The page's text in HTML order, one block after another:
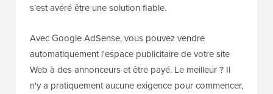
s'est avéré être une solution fiable.
Avec Google AdSense, vous pouvez vendre
automatiquement l'espace publicitaire de votre site
Web à des annonceurs et être payé. Le meilleur ? Il
n'y a pratiquement aucune exigence pour commencer,